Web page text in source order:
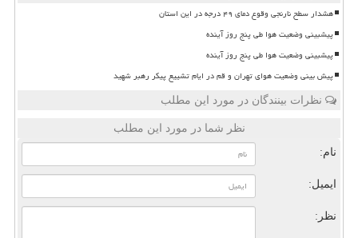
هشدار سطح نارنجی وقوع دمای ۴۹ درجه در این استان
پیشبینی وضعیت هوا طی پنج روز آینده
پیشبینی وضعیت هوا طی پنج روز آینده
پیش بینی وضعیت هوای تهران و قم در ایام تشییع پیکر رهبر شهید
نظرات بینندگان در مورد این مطلب
نظر شما در مورد این مطلب
نام:
ایمیل:
نظر: